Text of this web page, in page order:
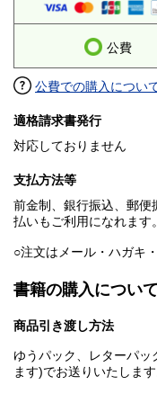
公費
公費での購入につい
適格請求書発行
対応しておりません
支払方法等
前金制、銀行振込、郵便
払いもご利用になれます
○注文はメール・ハガキ
書籍の購入について
商品引き渡し方法
ゆうパック、レターパッ
ます)でお送りいたします